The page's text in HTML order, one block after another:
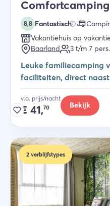
8,8 Fantastisch
Vakantiehuis op
Baarland
3 t/m 7 pers.
Leuke familiecamping
faciliteiten, direct
v.a. prijs/nacht
€ 41,70 Bekijk
2 verblijfstypes